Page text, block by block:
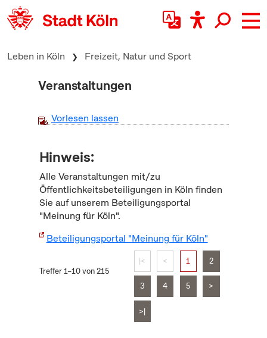
zum Inhalt springen
Leben in Köln Freizeit, Natur und Sport
Veranstaltungen
Vorlesen lassen
Hinweis:
Alle Veranstaltungen mit/zu
Öffentlichkeitsbeteiligungen in Köln finden
Sie auf unserem Beteiligungsportal
"Meinung für Köln".
Beteiligungsportal "Meinung für Köln"
Treffer 1–10 von 215
|< < 1 2
3 4 5 >
>|